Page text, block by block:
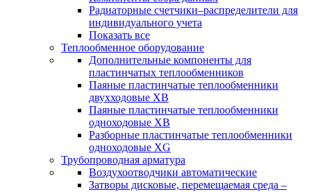
Радиаторные счетчики–распределители для
индивидуального учета
Показать все
Теплообменное оборудование
Дополнительные компоненты для
пластинчатых теплообменников
Паяные пластинчатые теплообменники
двухходовые XB
Паяные пластинчатые теплообменники
одноходовые ХВ
Разборные пластинчатые теплообменники
одноходовые ХG
Трубопроводная арматура
Воздухоотводчики автоматические
Затворы дисковые, перемещаемая среда –